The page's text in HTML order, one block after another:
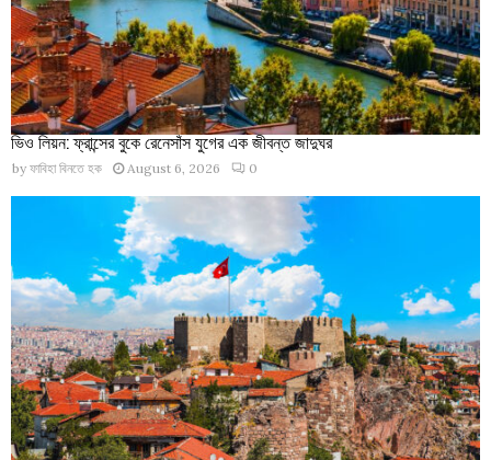
ভিও লিয়ন: ফ্রান্সের বুকে রেনেসাঁস যুগের এক জীবন্ত জাদুঘর
by ফাবিহা বিনতে হক August 6, 2026 0